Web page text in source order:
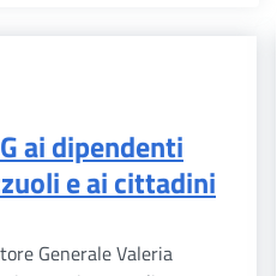
ai dipendenti
e ai cittadini
Generale Valeria